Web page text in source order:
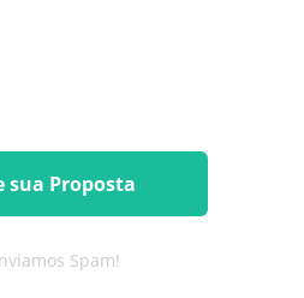
sua Proposta
Spam!